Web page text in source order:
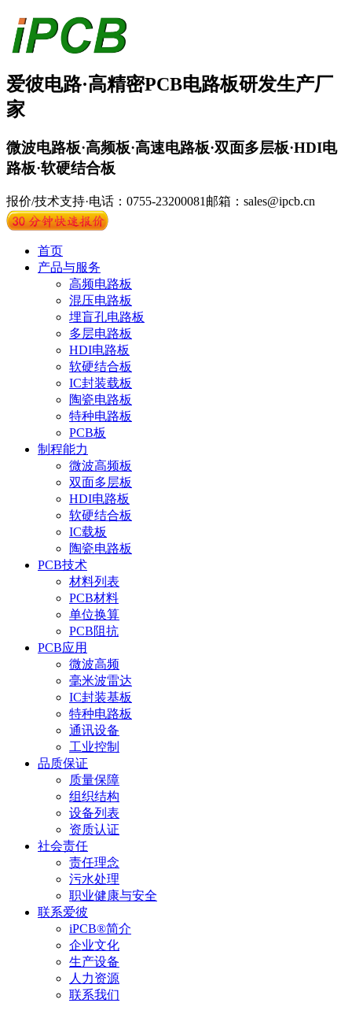
爱彼电路·高精密PCB电路板研发生产厂
家
微波电路板·高频板·高速电路板·双面多层板·HDI电
路板·软硬结合板
报价/技术支持·电话：0755-23200081 邮箱：sales@ipcb.cn
首页
产品与服务
高频电路板
混压电路板
埋盲孔电路板
多层电路板
HDI电路板
软硬结合板
IC封装载板
陶瓷电路板
特种电路板
PCB板
制程能力
微波高频板
双面多层板
HDI电路板
软硬结合板
IC载板
陶瓷电路板
PCB技术
材料列表
PCB材料
单位换算
PCB阻抗
PCB应用
微波高频
毫米波雷达
IC封装基板
特种电路板
通讯设备
工业控制
品质保证
质量保障
组织结构
设备列表
资质认证
社会责任
责任理念
污水处理
职业健康与安全
联系爱彼
iPCB®简介
企业文化
生产设备
人力资源
联系我们